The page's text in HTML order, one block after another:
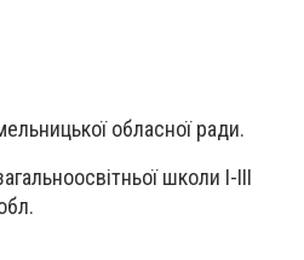
обласної ради.
школи I-III